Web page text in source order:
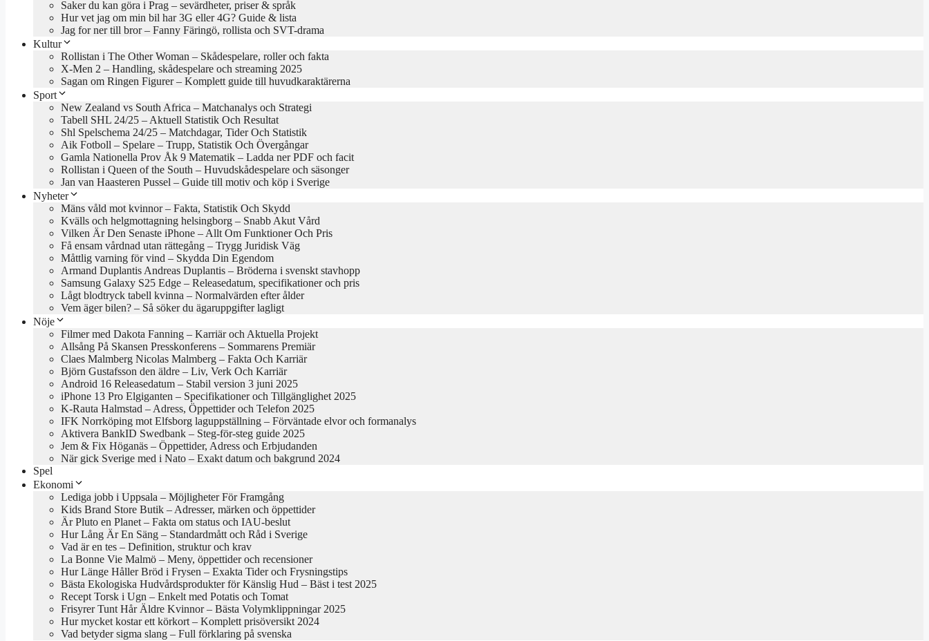
Saker du kan göra i Prag – sevärdheter, priser & språk
Hur vet jag om min bil har 3G eller 4G? Guide & lista
Jag for ner till bror – Fanny Färingö, rollista och SVT-drama
Kultur
Rollistan i The Other Woman – Skådespelare, roller och fakta
X-Men 2 – Handling, skådespelare och streaming 2025
Sagan om Ringen Figurer – Komplett guide till huvudkaraktärerna
Sport
New Zealand vs South Africa – Matchanalys och Strategi
Tabell SHL 24/25 – Aktuell Statistik Och Resultat
Shl Spelschema 24/25 – Matchdagar, Tider Och Statistik
Aik Fotboll – Spelare – Trupp, Statistik Och Övergångar
Gamla Nationella Prov Åk 9 Matematik – Ladda ner PDF och facit
Rollistan i Queen of the South – Huvudskådespelare och säsonger
Jan van Haasteren Pussel – Guide till motiv och köp i Sverige
Nyheter
Mäns våld mot kvinnor – Fakta, Statistik Och Skydd
Kvälls och helgmottagning helsingborg – Snabb Akut Vård
Vilken Är Den Senaste iPhone – Allt Om Funktioner Och Pris
Få ensam vårdnad utan rättegång – Trygg Juridisk Väg
Måttlig varning för vind – Skydda Din Egendom
Armand Duplantis Andreas Duplantis – Bröderna i svenskt stavhopp
Samsung Galaxy S25 Edge – Releasedatum, specifikationer och pris
Lågt blodtryck tabell kvinna – Normalvärden efter ålder
Vem äger bilen? – Så söker du ägaruppgifter lagligt
Nöje
Filmer med Dakota Fanning – Karriär och Aktuella Projekt
Allsång På Skansen Presskonferens – Sommarens Premiär
Claes Malmberg Nicolas Malmberg – Fakta Och Karriär
Björn Gustafsson den äldre – Liv, Verk Och Karriär
Android 16 Releasedatum – Stabil version 3 juni 2025
iPhone 13 Pro Elgiganten – Specifikationer och Tillgänglighet 2025
K-Rauta Halmstad – Adress, Öppettider och Telefon 2025
IFK Norrköping mot Elfsborg laguppställning – Förväntade elvor och formanalys
Aktivera BankID Swedbank – Steg-för-steg guide 2025
Jem & Fix Höganäs – Öppettider, Adress och Erbjudanden
När gick Sverige med i Nato – Exakt datum och bakgrund 2024
Spel
Ekonomi
Lediga jobb i Uppsala – Möjligheter För Framgång
Kids Brand Store Butik – Adresser, märken och öppettider
Är Pluto en Planet – Fakta om status och IAU-beslut
Hur Lång Är En Säng – Standardmått och Råd i Sverige
Vad är en tes – Definition, struktur och krav
La Bonne Vie Malmö – Meny, öppettider och recensioner
Hur Länge Håller Bröd i Frysen – Exakta Tider och Frysningstips
Bästa Ekologiska Hudvårdsprodukter för Känslig Hud – Bäst i test 2025
Recept Torsk i Ugn – Enkelt med Potatis och Tomat
Frisyrer Tunt Hår Äldre Kvinnor – Bästa Volymklippningar 2025
Hur mycket kostar ett körkort – Komplett prisöversikt 2024
Vad betyder sigma slang – Full förklaring på svenska